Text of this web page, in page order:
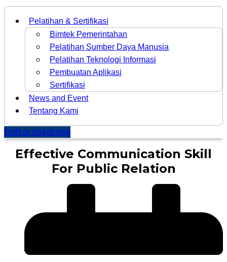
Pelatihan & Sertifikasi
Bimtek Pemerintahan
Pelatihan Sumber Daya Manusia
Pelatihan Teknologi Informasi
Pembuatan Aplikasi
Sertifikasi
News and Event
Tentang Kami
Daftar Sekarang
Effective Communication Skill
For Public Relation